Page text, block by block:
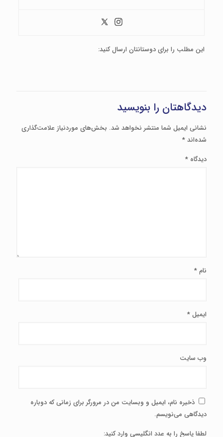
این مطلب را برای دوستانتان ارسال کنید:
دیدگاهتان را بنویسید
نشانی ایمیل شما منتشر نخواهد شد. بخش‌های موردنیاز علامت‌گذاری
شده‌اند*
دیدگاه *
نام*
ایمیل*
وب‌ سایت
ذخیره نام، ایمیل و وبسایت من در مرورگر برای زمانی که دوباره
دیدگاهی می‌نویسم.
لطفا پاسخ را به عدد انگلیسی وارد کنید: